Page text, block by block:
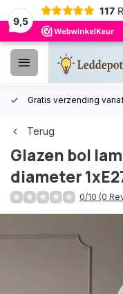
9,5
117
Gratis verzending
Terug
Glazen bol
diameter
0/10 (0